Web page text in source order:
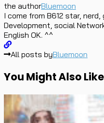
the authorBluemoon
I come from B612 star,
Development, social
English OK. ^^
All posts byBluemoon
You Might Also Like